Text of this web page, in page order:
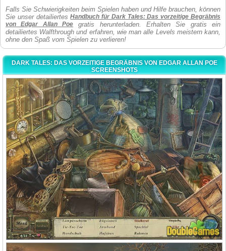
Falls Sie Schwierigkeiten beim Spielen haben und Hilfe brauchen, können
Sie unser detailiertesHandbuch für Dark Tales: Das vorzeitige Begräbnis
von Edgar Allan Poe gratis herunterladen. Erhalten Sie gratis ein
detailiertes Walfthrough und erfahren, wie man alle Levels meistern kann,
ohne den Spaß vom Spielen zu verlieren!
DARK TALES: DAS VORZEITIGE BEGRÄBNIS VON EDGAR ALLAN POE
SCREENSHOTS